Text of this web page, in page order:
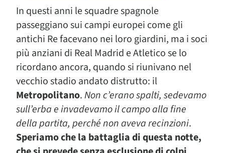
In questi anni le squadre spagnole
passeggiano sui campi europei come gli
antichi Re facevano nei loro giardini, ma i soci
più anziani di Real Madrid e Atletico se lo
ricordano ancora, quando si riunivano nel
vecchio stadio andato distrutto: il
Metropolitano.Non c’erano spalti, sedevamo
sull’erba e invadevamo il campo alla fine
della partita, perché non aveva recinzioni.
Speriamo che la battaglia di questa notte,